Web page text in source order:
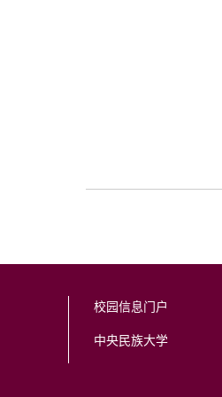
校园信息门户
中央民族大学